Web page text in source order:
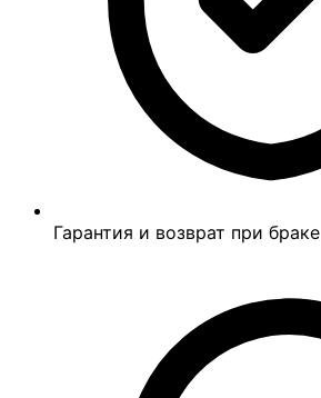
Гарантия и возврат при браке